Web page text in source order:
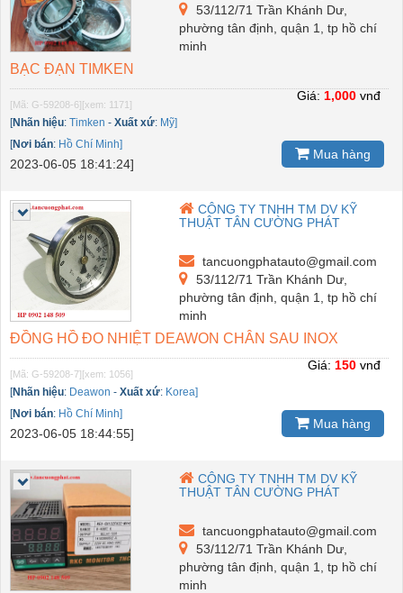
53/112/71 Trần Khánh Dư,
phường tân định, quận 1, tp hồ chí
minh
BẠC ĐẠN TIMKEN
[Mã: G-59208-6][xem: 1171]
[Nhãn hiệu: Timken - Xuất xứ: Mỹ]
[Nơi bán: Hồ Chí Minh]
2023-06-05 18:41:24]
Giá: 1,000 vnđ
Mua hàng
CÔNG TY TNHH TM DV KỸ
THUẬT TÂN CƯỜNG PHÁT
tancuongphatauto@gmail.com
53/112/71 Trần Khánh Dư,
phường tân định, quận 1, tp hồ chí
minh
ĐỒNG HỒ ĐO NHIỆT DEAWON CHÂN SAU INOX
[Mã: G-59208-7][xem: 1056]
[Nhãn hiệu: Deawon - Xuất xứ: Korea]
[Nơi bán: Hồ Chí Minh]
2023-06-05 18:44:55]
Giá: 150 vnđ
Mua hàng
CÔNG TY TNHH TM DV KỸ
THUẬT TÂN CƯỜNG PHÁT
tancuongphatauto@gmail.com
53/112/71 Trần Khánh Dư,
phường tân định, quận 1, tp hồ chí
minh